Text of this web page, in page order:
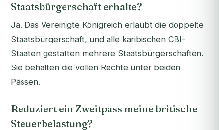
Staatsbürgerschaft erhalte?
Ja. Das Vereinigte Königreich erlaubt die doppelte
Staatsbürgerschaft, und alle karibischen CBI-
Staaten gestatten mehrere Staatsbürgerschaften.
Sie behalten die vollen Rechte unter beiden
Pässen.
Reduziert ein Zweitpass meine britische
Steuerbelastung?